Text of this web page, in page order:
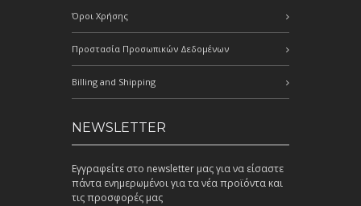
Όροι Χρήσης
Προστασία Προσωπικών Δεδομένων
Billing and Shipping
NEWSLETTER
Εγγραφείτε στο newsletter μας για να είσαστε
πάντα ενημερωμένοι για τα νέα προϊόντα και
τις προσφορές μας